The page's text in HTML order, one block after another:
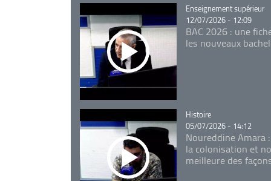
Catégorie
Enseignement supérieur
12/07/2026 - 12:09
BAC 2026 : une
les nouveaux
Catégorie
Histoire
05/07/2026 - 14:12
Noureddine Amara
la colonisation et
meilleure des